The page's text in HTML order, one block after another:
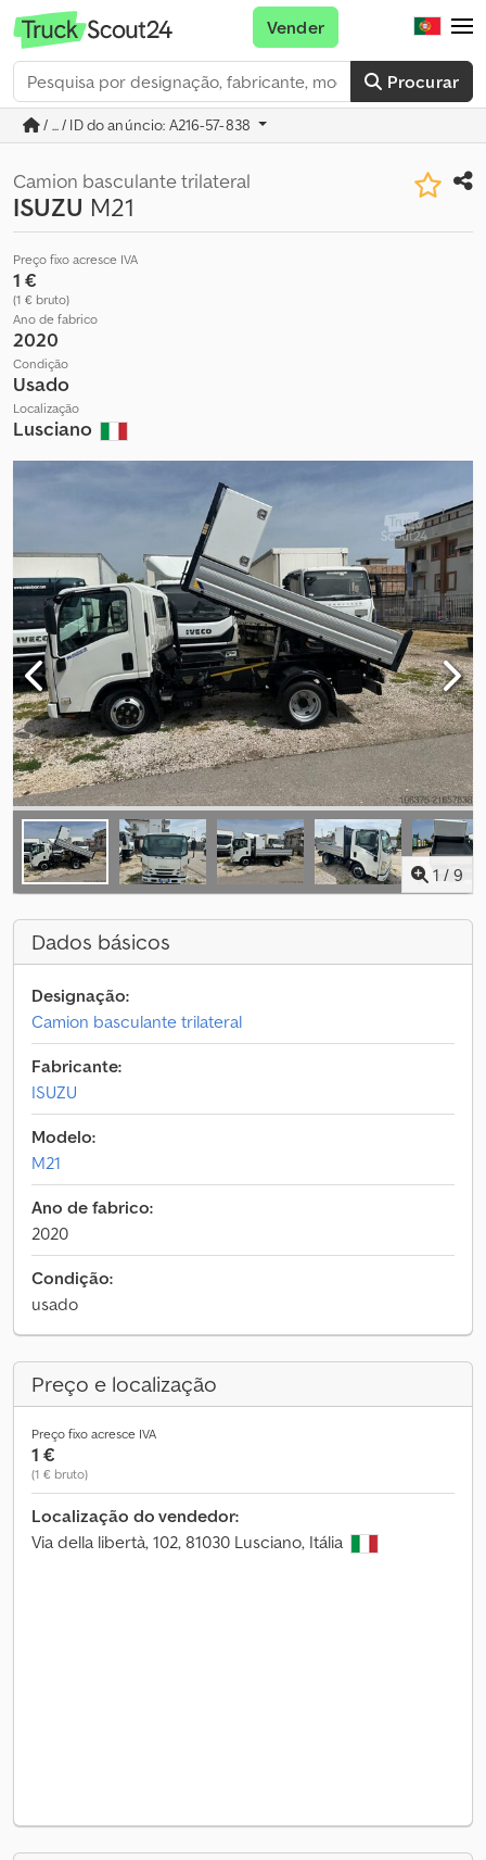
Procurar
Vender
/ ... / ID do anúncio: A216-57-838
Camion basculante trilateral
ISUZU M21
Preço fixo acresce IVA
1 €
(1 € bruto)
Ano de fabrico
2020
Condição
Usado
Localização
Lusciano
1 / 9
Dados básicos
Designação:
Camion basculante trilateral
Fabricante:
ISUZU
Modelo:
M21
Ano de fabrico:
2020
Condição:
usado
Preço e localização
Preço fixo acresce IVA
1 €
(1 € bruto)
Localização do vendedor:
Via della libertà, 102, 81030 Lusciano, Itália